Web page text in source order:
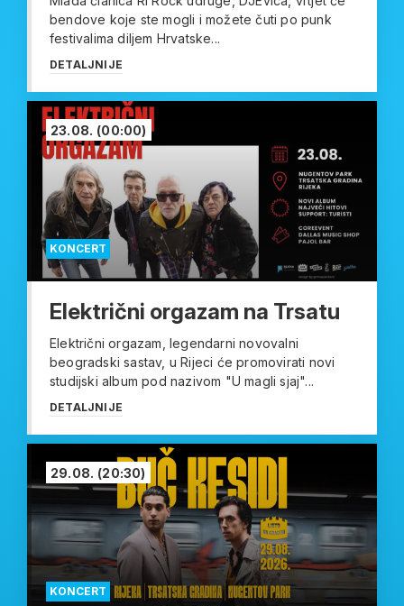
bendove koje ste mogli i možete čuti po punk
festivalima diljem Hrvatske...
DETALJNIJE
KONCERT
23.08. (00:00)
Električni orgazam na Trsatu
Električni orgazam, legendarni novovalni
beogradski sastav, u Rijeci će promovirati novi
studijski album pod nazivom "U magli sjaj"...
DETALJNIJE
KONCERT
29.08. (20:30)